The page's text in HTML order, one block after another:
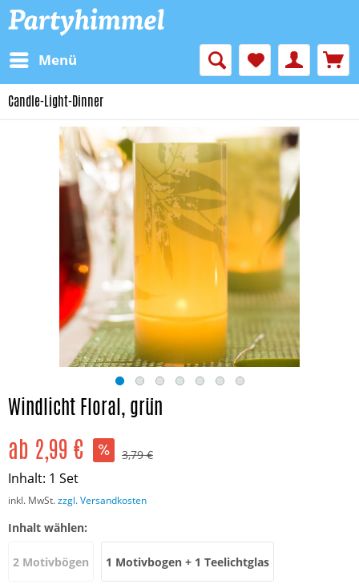
Menü
Candle-Light-Dinner
Windlicht Floral, grün
ab 2,99 € 3,79 €
Inhalt: 1 Set
inkl. MwSt.zzgl. Versandkosten
Inhalt wählen:
2 Motivbögen 1 Motivbogen + 1 Teelichtglas